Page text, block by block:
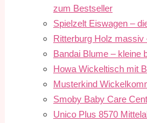
zum Bestseller
Spielzelt Eiswagen –
Ritterburg Holz massiv
Bandai Blume – kleine
Howa Wickeltisch mit
Musterkind
Smoby Baby Care
Unico Plus 8570